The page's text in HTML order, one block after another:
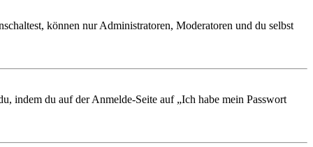
können nur Administratoren, Moderatoren und du selbst
indem du auf der Anmelde-Seite auf „Ich habe mein Passwort